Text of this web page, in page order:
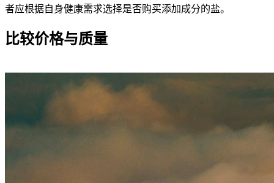
者应根据自身健康需求选择是否购买添加成分的盐。
比较价格与质量